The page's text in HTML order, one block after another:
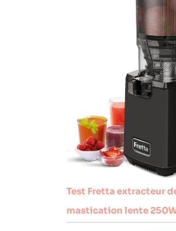
Test Fretta extracteur
mastication lente